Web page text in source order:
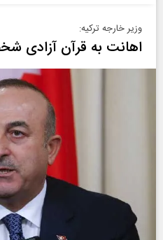
وزیر خارجه ترکیه:
اهانت به قرآن آزادی